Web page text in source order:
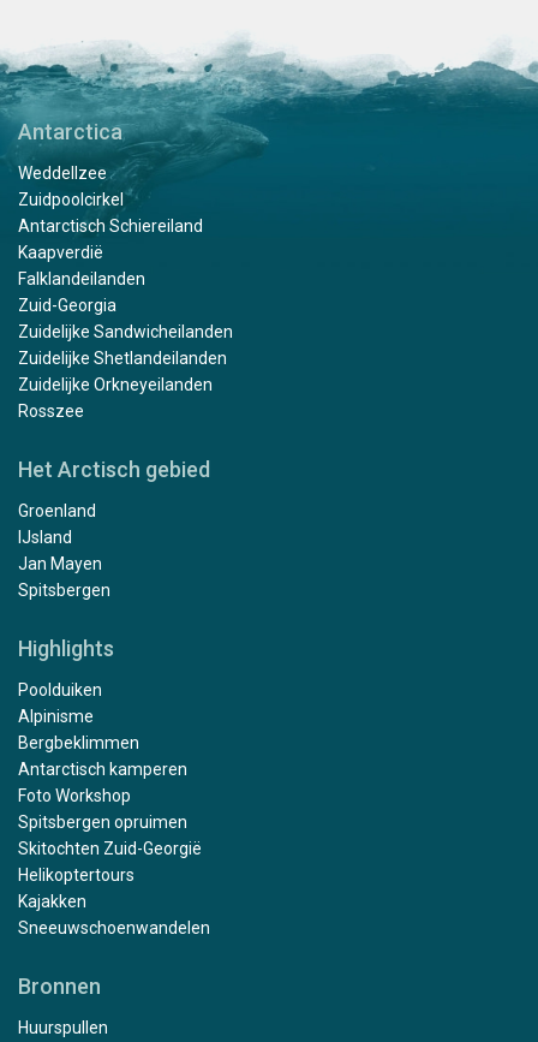
Antarctica
Weddellzee
Zuidpoolcirkel
Antarctisch Schiereiland
Kaapverdië
Falklandeilanden
Zuid-Georgia
Zuidelijke Sandwicheilanden
Zuidelijke Shetlandeilanden
Zuidelijke Orkneyeilanden
Rosszee
Het Arctisch gebied
Groenland
IJsland
Jan Mayen
Spitsbergen
Highlights
Poolduiken
Alpinisme
Bergbeklimmen
Antarctisch kamperen
Foto Workshop
Spitsbergen opruimen
Skitochten Zuid-Georgië
Helikoptertours
Kajakken
Sneeuwschoenwandelen
Bronnen
Huurspullen